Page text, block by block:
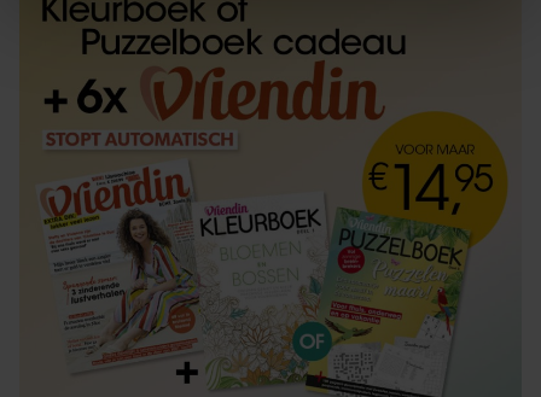
We gebruiken cookies om content en advertenties te
personaliseren, om functies voor social media te bieden
en om ons websiteverkeer te analyseren. Ook delen we
informatie over uw gebruik van onze site met onze
partners voor social media, adverteren en analyse. Deze
partners kunnen deze gegevens combineren met andere
informatie die u aan ze heeft verstrekt of die ze hebben
verzameld op basis van uw gebruik van hun services. U
gaat akkoord met onze cookies als u onze website blijft
gebruiken.